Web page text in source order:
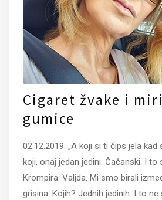
Cigaret žvake i
gumice
02.12.2019. „A koji si ti čips jela kad
koji, onaj jedan jedini. Čačanski. I to
Krompira. Valjda. Mi smo birali
grisina. Kojih? Jednih jedinih. I to ne